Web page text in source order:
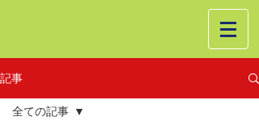
記事
全ての記事